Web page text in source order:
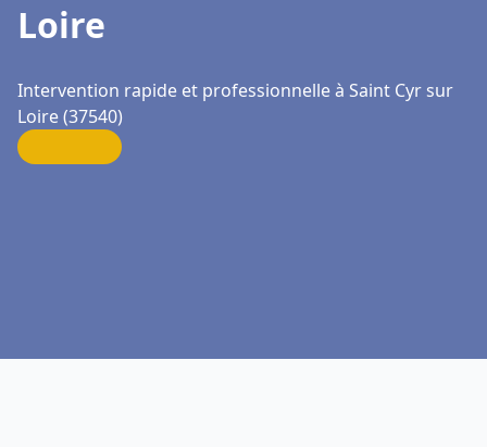
Loire
Intervention rapide et professionnelle à Saint Cyr sur
Loire (37540)